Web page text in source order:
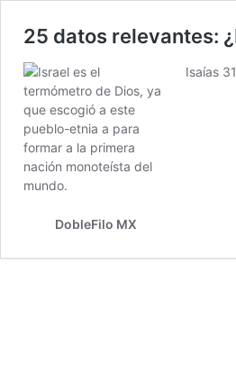
25 datos relevantes:
Isaías
DobleFilo MX